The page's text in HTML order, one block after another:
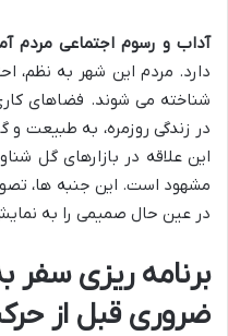
آداب و رسوم اجتماعی مردم
دارد. مردم این شهر به نظم،
شناخته می شوند. فضاهای
در زندگی روزمره، به طبیعت
این علاقه در بازارهای گل
مشهود است. این جنبه ها،
در عین حال صمیمی را به
برنامه ریزی سفر
ضروری قبل از